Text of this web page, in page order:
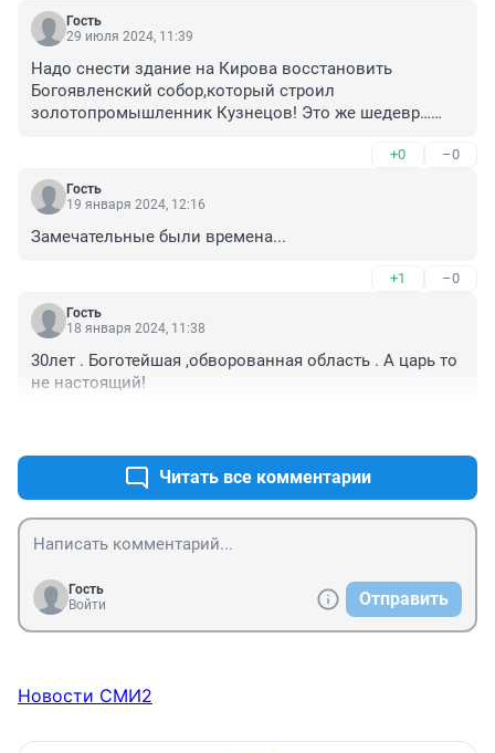
Гость
29 июля 2024, 11:39
Надо снести здание на Кирова восстановить
Богоявленский собор,который строил
золотопромышленник Кузнецов! Это же шедевр…
карточка Иркутска!!! Жаль его взорвали…Были люди в
наше время,не то что нынешнее племя (с)..!
+0 –0
Гость
19 января 2024, 12:16
Замечательные были времена...
+1 –0
Гость
18 января 2024, 11:38
30лет . Боготейшая ,обворованная область . А царь то
не настоящий!
Читать все комментарии
Гость
Войти
Отправить
Новости СМИ2